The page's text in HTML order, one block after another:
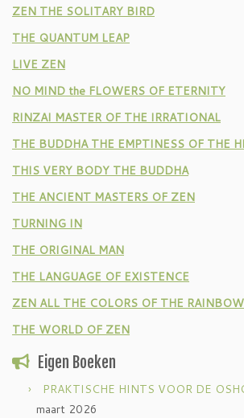
ZEN THE SOLITARY BIRD
THE QUANTUM LEAP
LIVE ZEN
NO MIND the FLOWERS OF ETERNITY
RINZAI MASTER OF THE IRRATIONAL
THE BUDDHA THE EMPTINESS OF THE
THIS VERY BODY THE BUDDHA
THE ANCIENT MASTERS OF ZEN
TURNING IN
THE ORIGINAL MAN
THE LANGUAGE OF EXISTENCE
ZEN ALL THE COLORS OF THE RAINBOW
THE WORLD OF ZEN
Eigen Boeken
PRAKTISCHE HINTS VOOR DE
maart 2026